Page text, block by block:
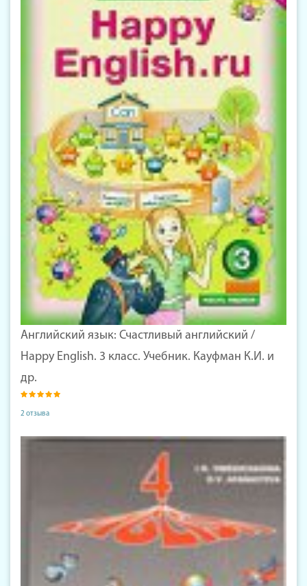
Английский язык: Счастливый английский /
Happy English. 3 класс. Учебник. Кауфман К.И. и
др.
2 отзыва